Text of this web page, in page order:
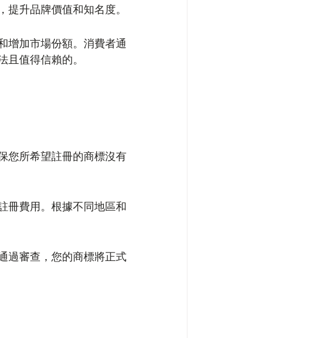
升品牌價值和知名度。
增加市場份額。消費者通
值得信賴的。
您所希望註冊的商標沒有
冊費用。根據不同地區和
過審查，您的商標將正式